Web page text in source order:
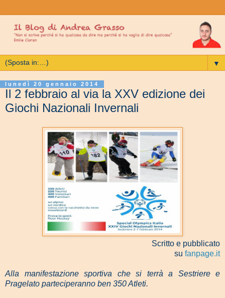
▼
lunedì 20 gennaio 2014
Il 2 febbraio al via la XXV edizione dei
Giochi Nazionali Invernali
Scritto e pubblicato
su fanpage.it
Alla manifestazione sportiva che si terrà a Sestriere e
Pragelato parteciperanno ben 350 Atleti.